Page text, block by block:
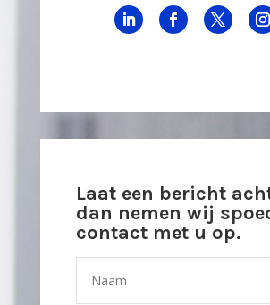
Laat een bericht
dan nemen wij
contact met u op.